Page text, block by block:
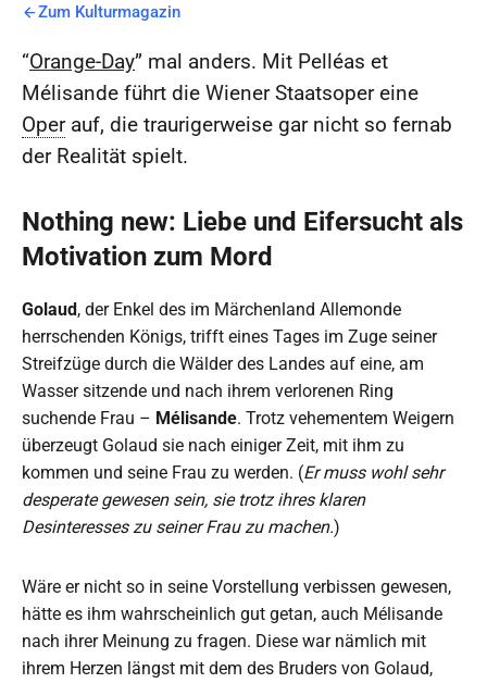
Zum Kulturmagazin
“Orange-Day” mal anders. Mit Pelléas et
Mélisande führt die Wiener Staatsoper eine
Operauf, die traurigerweise gar nicht so fernab
der Realität spielt.
Nothing new: Liebe und Eifersucht als
Motivation zum Mord
Golaud, der Enkel des im Märchenland Allemonde
herrschenden Königs, trifft eines Tages im Zuge seiner
Streifzüge durch die Wälder des Landes auf eine, am
Wasser sitzende und nach ihrem verlorenen Ring
suchende Frau – Mélisande. Trotz vehementem Weigern
überzeugt Golaud sie nach einiger Zeit, mit ihm zu
kommen und seine Frau zu werden. (Er muss wohl sehr
desperate gewesen sein, sie trotz ihres klaren
Desinteresses zu seiner Frau zu machen.)
Wäre er nicht so in seine Vorstellung verbissen gewesen,
hätte es ihm wahrscheinlich gut getan, auch Mélisande
nach ihrer Meinung zu fragen. Diese war nämlich mit
ihrem Herzen längst mit dem des Bruders von Golaud,